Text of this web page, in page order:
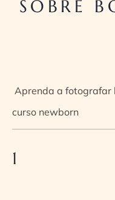
SOBRE
Aprenda a fotografar
curso newborn
1